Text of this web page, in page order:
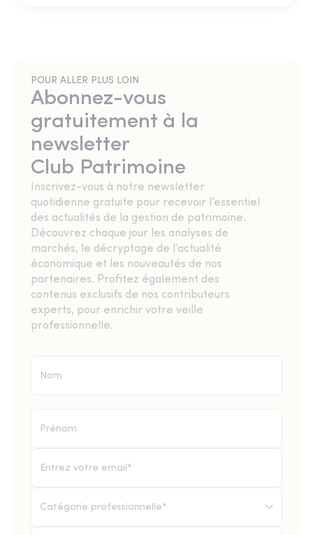
POUR ALLER PLUS LOIN
Abonnez-vous
gratuitement à la
newsletter
Club Patrimoine
Inscrivez-vous à notre newsletter
quotidienne gratuite pour recevoir l’essentiel
des actualités de la gestion de patrimoine.
Découvrez chaque jour les analyses de
marchés, le décryptage de l’actualité
économique et les nouveautés de nos
partenaires. Profitez également des
contenus exclusifs de nos contributeurs
experts, pour enrichir votre veille
professionnelle.
Catégorie professionnelle*